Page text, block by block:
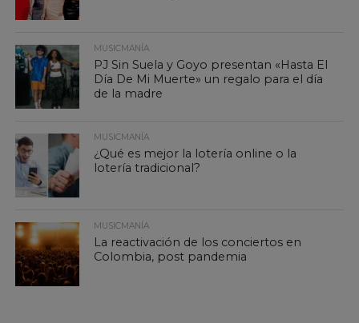
MUSICMANÍA
PJ Sin Suela y Goyo presentan «Hasta El
Día De Mi Muerte» un regalo para el día
de la madre
MUSICMANÍA
¿Qué es mejor la lotería online o la
lotería tradicional?
MUSICMANÍA
La reactivación de los conciertos en
Colombia, post pandemia